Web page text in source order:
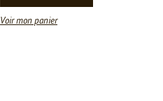
Voir mon panier